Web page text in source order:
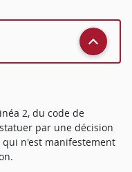
2, du code de
par une décision
n'est manifestement